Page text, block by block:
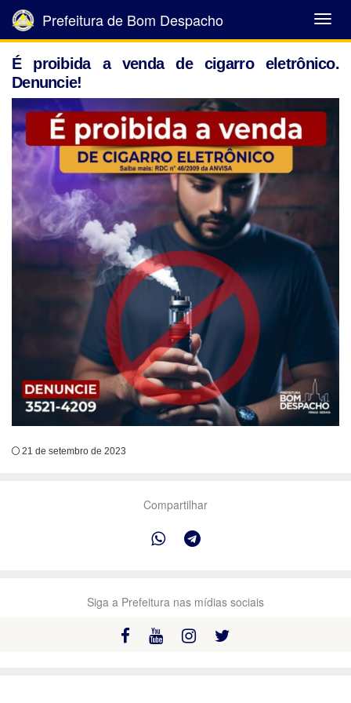
Abrir
Menu
Prefeitura de Bom Despacho
É proibida a venda de cigarro eletrônico.
Denuncie!
21 de setembro de 2023
Compartilhar
Siga a Prefeitura nas mídias sociais